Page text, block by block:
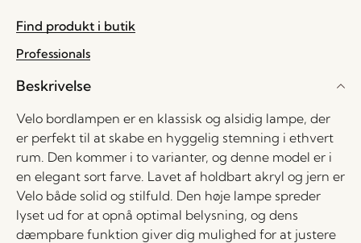
Find produkt i butik
Professionals
Beskrivelse
Velo bordlampen er en klassisk og alsidig lampe, der
er perfekt til at skabe en hyggelig stemning i ethvert
rum. Den kommer i to varianter, og denne model er i
en elegant sort farve. Lavet af holdbart akryl og jern er
Velo både solid og stilfuld. Den høje lampe spreder
lyset ud for at opnå optimal belysning, og dens
dæmpbare funktion giver dig mulighed for at justere